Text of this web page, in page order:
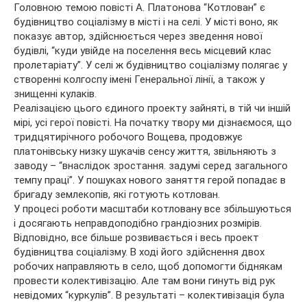
Головною темою повісті А. Платонова “Котлован” є
будівництво соціалізму в місті і на селі. У місті воно, як
показує автор, здійснюється через зведення нової
будівлі, “куди увійде на поселення весь місцевий клас
пролетаріату”. У селі ж будівництво соціалізму полягає у
створенні колгоспу імені Генеральної лінії, а також у
знищенні кулаків.
Реалізацією цього єдиного проекту зайняті, в тій чи іншій
мірі, усі герої повісті. На початку твору ми дізнаємося, що
тридцятирічного робочого Вощева, продовжує
платонівську низку шукачів сенсу життя, звільняють з
заводу – “внаслідок зростання. задумі серед загального
темпу праці”. У пошуках нового заняття герой попадає в
бригаду землекопів, які готують котлован.
У процесі роботи масштаби котловану все збільшуються
і досягають неправдоподібно грандіозних розмірів.
Відповідно, все більше розвивається і весь проект
будівництва соціалізму. В ході його здійснення двох
робочих направляють в село, щоб допомогти біднякам
провести колективізацію. Але там вони гинуть від рук
невідомих “куркулів”. В результаті – колективізація була